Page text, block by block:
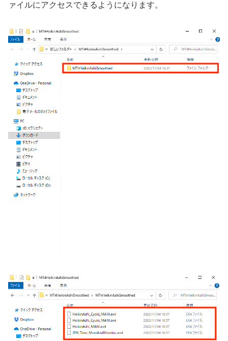
ァイルにアクセスできるようになります。